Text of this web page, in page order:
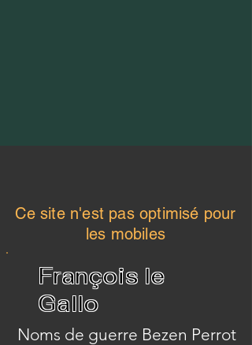
Ce site n'est pas optimisé pour
les mobiles
François le
Gallo
Noms de guerre Bezen Perrot